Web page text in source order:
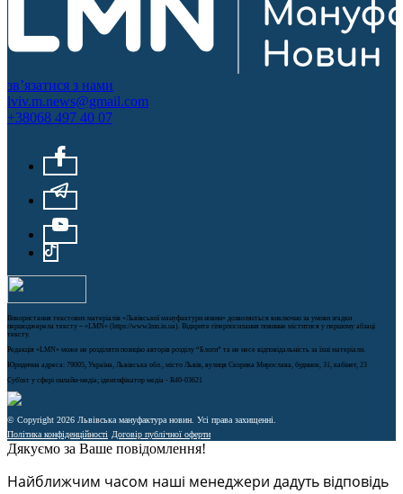
зв’язатися з нами
lviv.m.news@gmail.com
+38068 497 40 07
Використання текстових матеріалів «Львівської мануфактури новин» дозволяється виключно за умови згадки
першоджерела тексту – «LMN» (https://www.lmn.in.ua). Відкрите гіперпосилання повинне міститися у першому абзаці
тексту.
Редакція «LMN» може не розділяти позицію авторів розділу “Блоги” та не несе відповідальність за їхні матеріали.
Юридична адреса: 79005, Україна, Львівська обл., місто Львів, вулиця Скорика Мирослава, будинок, 31, кабінет, 23
Cуб'єкт у сфері онлайн-медіа; ідентифікатор медіа - R40-03621
© Copyright 2026 Львівська мануфактура новин. Усі права захищенні.
Політика конфіденційності Договір публічної оферти
Дякуємо за Ваше повідомлення!
Найближчим часом наші менеджери дадуть відповідь